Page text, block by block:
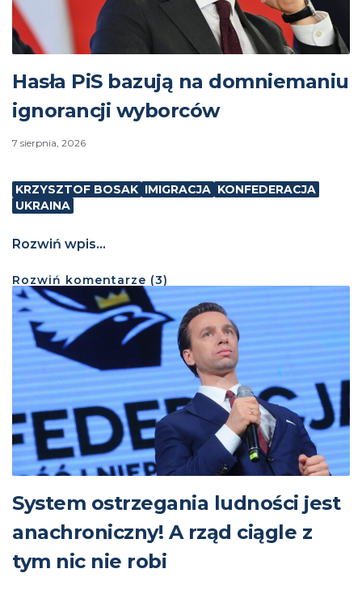
Hasła PiS bazują na domniemaniu
ignorancji wyborców
7 sierpnia, 2026
KRZYSZTOF BOSAK IMIGRACJA KONFEDERACJA
UKRAINA
Rozwiń wpis...
Rozwiń komentarze (3)
System ostrzegania ludności jest
anachroniczny! A rząd ciągle z
tym nic nie robi